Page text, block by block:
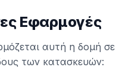
Εφαρμογές
αυτή η δομή σε
των κατασκευών: